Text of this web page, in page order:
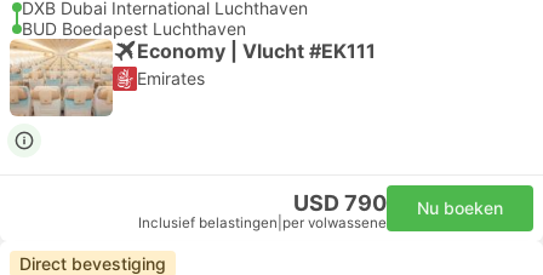
DXB Dubai International Luchthaven
BUD Boedapest Luchthaven
Economy | Vlucht #EK111
Emirates
USD 790
Inclusief belastingen per volwassene
Nu boeken
Direct bevestiging